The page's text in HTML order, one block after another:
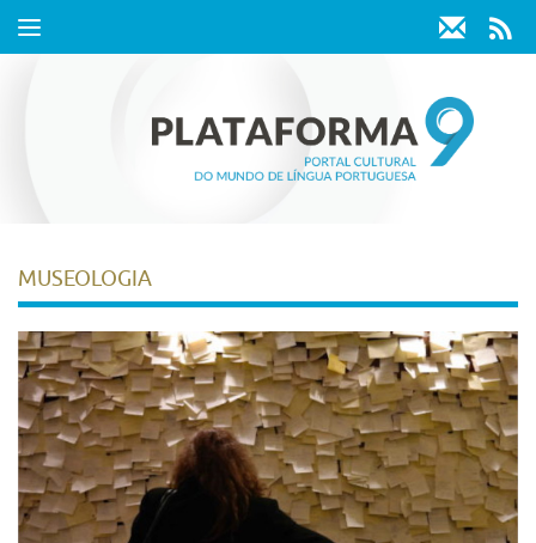
Toggle
MUSEOLOGIA